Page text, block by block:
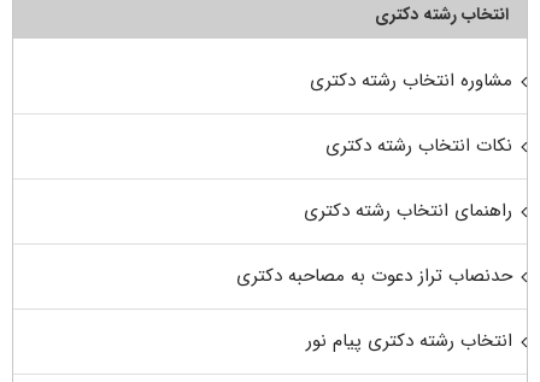
انتخاب رشته دکتری
مشاوره انتخاب رشته دکتری
نکات انتخاب رشته دکتری
راهنمای انتخاب رشته دکتری
حدنصاب تراز دعوت به مصاحبه دکتری
انتخاب رشته دکتری پیام نور